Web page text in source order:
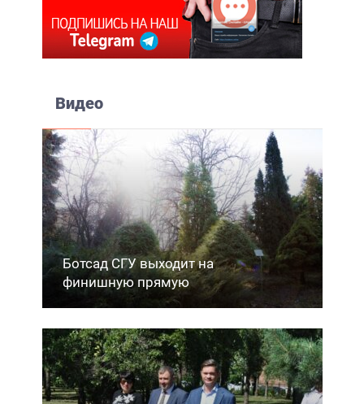
Видео
Ботсад СГУ выходит на
финишную прямую